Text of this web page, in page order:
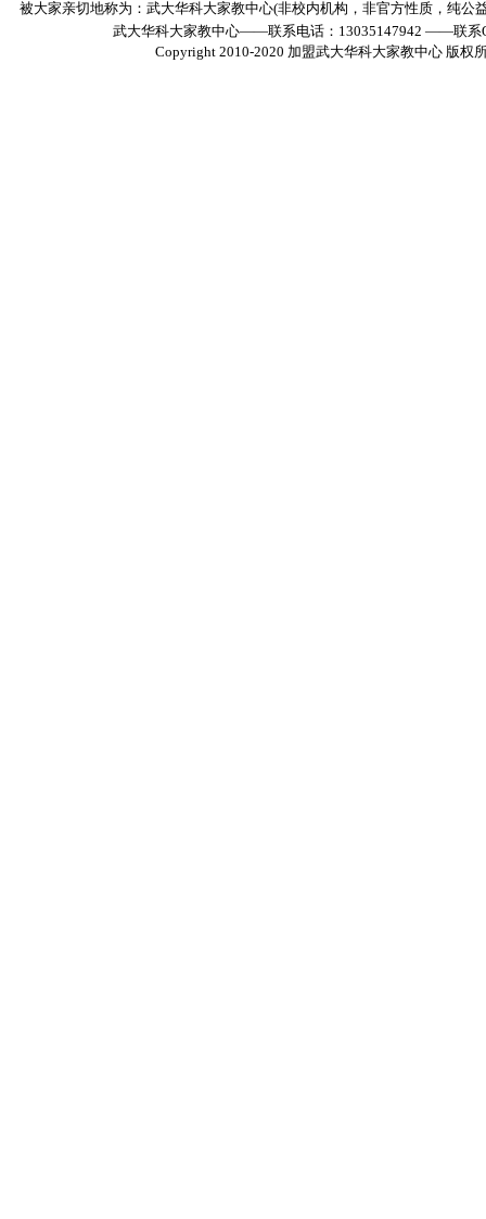
被大家亲切地称为：武大华科大家教中心(非校内机构，非官方性质，纯
武大华科大家教中心——联系电话：13035147942 ——联系
Copyright 2010-2020 加盟武大华科大家教中心 版权